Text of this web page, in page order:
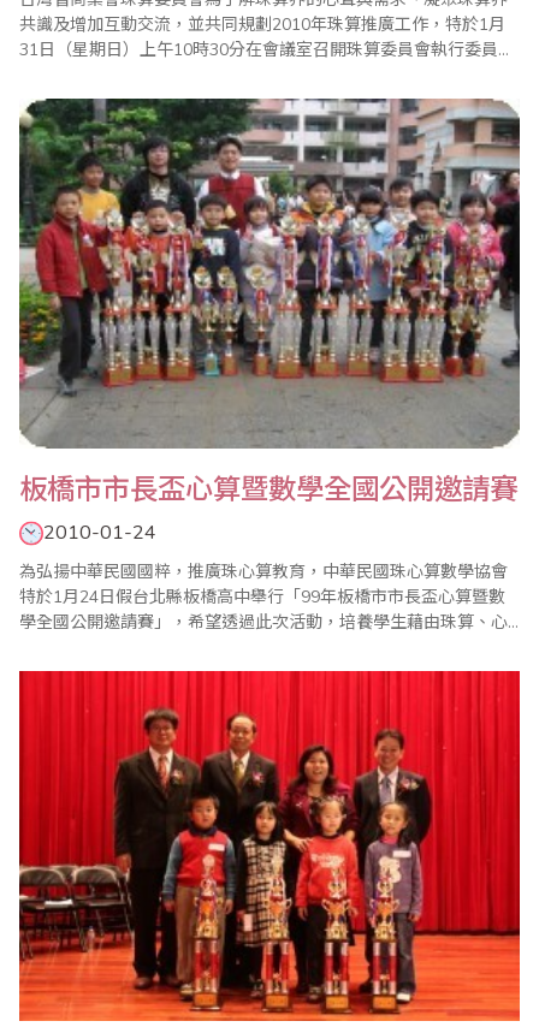
共識及增加互動交流，並共同規劃2010年珠算推廣工作，特於1月
31日（星期日）上午10時30分在會議室召開珠算委員會執行委員暨
過99年度各項重點工作，包括珠心算檢定、數學評鑑、海峽兩岸珠
心算通信比賽、全國珠算比賽暨珠算達人競技大會、全國心算比賽
暨國際心算邀請賽、全國數學競技大賽、國..
板橋市市長盃心算暨數學全國公開邀請賽
2010-01-24
為弘揚中華民國國粹，推廣珠心算教育，中華民國珠心算數學協會
特於1月24日假台北縣板橋高中舉行「99年板橋市市長盃心算暨數
學全國公開邀請賽」，希望透過此次活動，培養學生藉由珠算、心
水準和專業的珠心算比賽，將可提升學生的拚搏精神，培育出不屈
宗忱的致詞中揭開序幕，全國各地選手齊聚一..